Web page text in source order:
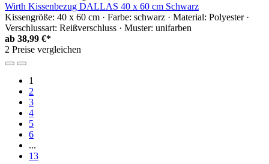
Wirth Kissenbezug DALLAS 40 x 60 cm Schwarz
Kissengröße: 40 x 60 cm · Farbe: schwarz · Material: Polyester ·
Verschlussart: Reißverschluss · Muster: unifarben
ab 38,99 €*
2 Preise vergleichen
1
2
3
4
5
6
...
13